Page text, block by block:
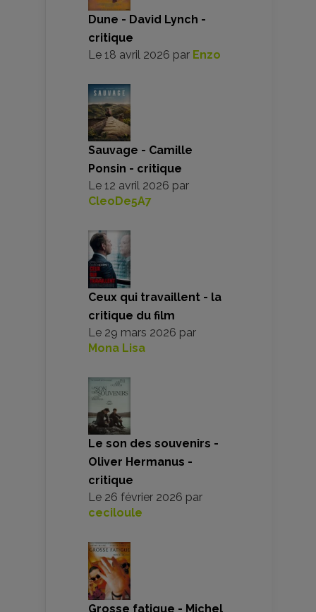
Dune - David Lynch -
critique
Le 18 avril 2026 par Enzo
Sauvage - Camille
Ponsin - critique
Le 12 avril 2026 par
CleoDe5A7
Ceux qui travaillent - la
critique du film
Le 29 mars 2026 par
Mona Lisa
Le son des souvenirs -
Oliver Hermanus -
critique
Le 26 février 2026 par
ceciloule
Grosse fatigue - Michel